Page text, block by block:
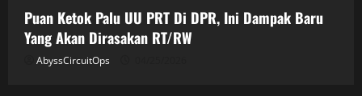
Puan Ketok Palu UU PRT Di DPR, Ini Dampak Baru
Yang Akan Dirasakan RT/RW
AbyssCircuitOps